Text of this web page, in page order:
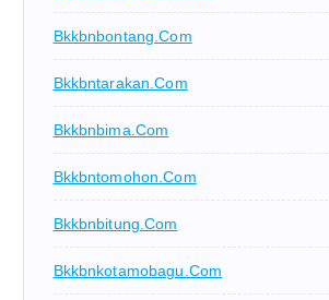
Bkkbnbontang.com
Bkkbntarakan.com
Bkkbnbima.com
Bkkbntomohon.com
Bkkbnbitung.com
Bkkbnkotamobagu.com